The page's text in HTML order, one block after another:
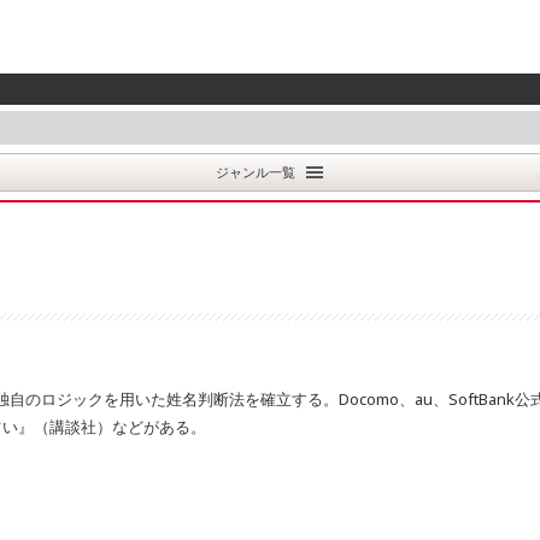
ジャンル一覧
のロジックを用いた姓名判断法を確立する。Docomo、au、SoftBank
』（講談社）などがある。